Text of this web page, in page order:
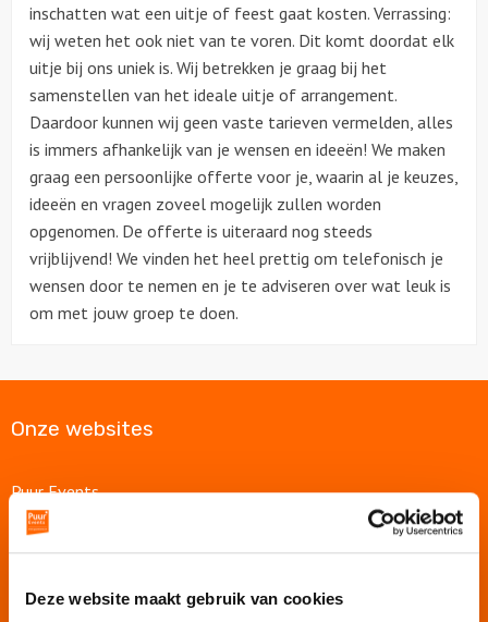
Deze website maakt gebruik van cookies
Over ons
Contact
inschatten wat een uitje of feest gaat kosten. Verrassing:
wij weten het ook niet van te voren. Dit komt doordat elk
uitje bij ons uniek is. Wij betrekken je graag bij het
samenstellen van het ideale uitje of arrangement.
Daardoor kunnen wij geen vaste tarieven vermelden, alles
is immers afhankelijk van je wensen en ideeën! We maken
graag een persoonlijke offerte voor je, waarin al je keuzes,
ideeën en vragen zoveel mogelijk zullen worden
opgenomen. De offerte is uiteraard nog steeds
vrijblijvend! We vinden het heel prettig om telefonisch je
wensen door te nemen en je te adviseren over wat leuk is
om met jouw groep te doen.
Onze websites
Puur Events
Puur Feesten
Puur Amsterdam